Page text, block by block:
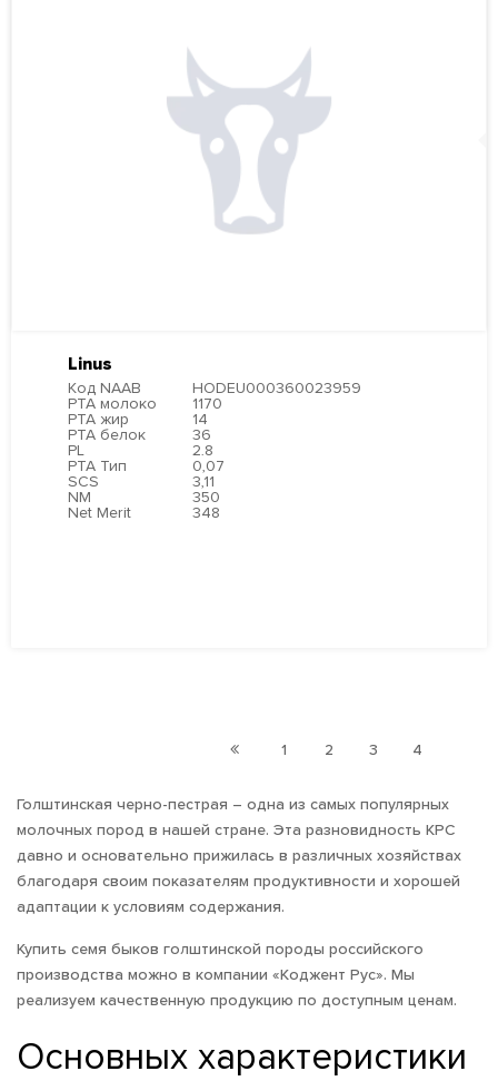
Linus
Код NAAB
HODEU000360023959
PTA молоко
1170
PTA жир
14
PTA белок
36
PL
2.8
PTA Тип
0,07
SCS
3,11
NM
350
Net Merit
348
1 2 3 4
Голштинская черно-пестрая – одна из самых популярных
молочных пород в нашей стране. Эта разновидность КРС
давно и основательно прижилась в различных хозяйствах
благодаря своим показателям продуктивности и хорошей
адаптации к условиям содержания.
Купить семя быков голштинской породы российского
производства можно в компании «Коджент Рус». Мы
реализуем качественную продукцию по доступным ценам.
Основных характеристики